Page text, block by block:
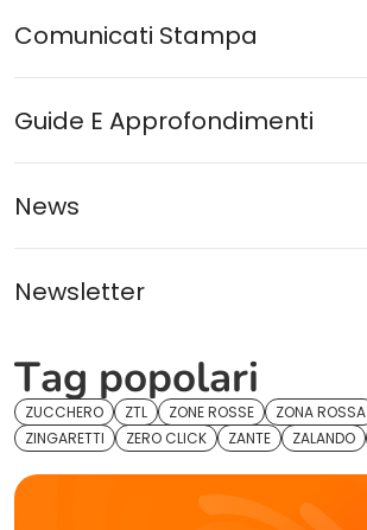
Comunicati Stampa
Guide E Approfondimenti
News
Newsletter
Tag popolari
ZUCCHERO ZTL ZONE ROSSE ZONA ROSSA
ZINGARETTI
ZERO CLICK ZANTE ZALANDO